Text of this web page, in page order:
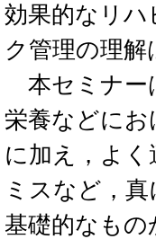
効果的なリ
ク管理の理
本セミナー
栄養などに
に加え，よ
ミスなど，
基礎的なも